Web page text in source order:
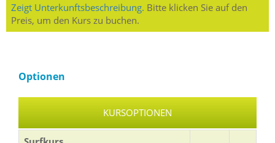
Zeigt Unterkunftsbeschreibung. Bitte klicken Sie auf den
Preis, um den Kurs zu buchen.
Optionen
KURSOPTIONEN